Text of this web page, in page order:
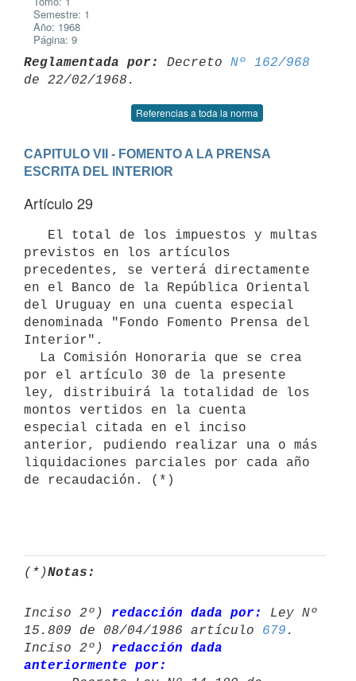
Semestre: 1
Año: 1968
Página: 9
Reglamentada por: Decreto Nº 162/968
Referencias a toda la norma
CAPITULO VII - FOMENTO A LA PRENSA
ESCRITA DEL INTERIOR
Artículo 29
previstos en los artículos
precedentes, se verterá directamente
en el Banco de la República Oriental
del Uruguay en una cuenta especial
denominada "Fondo Fomento Prensa del
Interior".
por el artículo 30 de la presente
ley, distribuirá la totalidad de los
montos vertidos en la cuenta
especial citada en el inciso
anterior, pudiendo realizar una o más
liquidaciones parciales por cada año
de recaudación. (*)
(*)Notas:
Inciso 2º) redacción dada por:
Ley Nº
15.809 de 08/04/1986 artículo 679 .
Inciso 2º) redacción dada
anteriormente por: